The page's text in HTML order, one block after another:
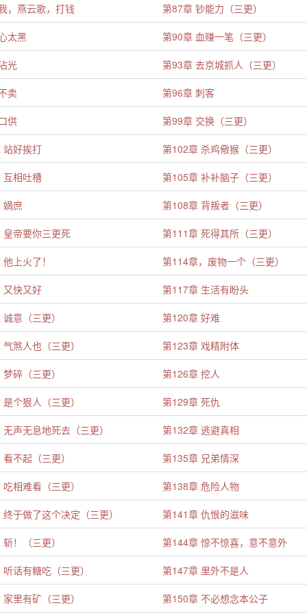
，燕云歌，打钱 第87章 钞能力（三更）
太黑 第90章 血赚一笔（三更）
光 第93章 去京城抓人（三更）
卖 第96章 刺客
供 第99章 交换（三更）
站好挨打 第102章 杀鸡儆猴（三更）
互相吐槽 第105章 补补脑子（三更）
嫡庶 第108章 背叛者（三更）
帝要你三更死 第111章 死得其所（三更）
上火了！ 第114章，废物一个（三更）
又快又好 第117章 生活有盼头
意（三更） 第120章 好难
煞人也（三更） 第123章 戏精附体
碎（三更） 第126章 挖人
个狠人（三更） 第129章 死仇
声无息地死去（三更） 第132章 逃避真相
不起（三更） 第135章 兄弟情深
相难看（三更） 第138章 危险人物
于做了这个决定（三更） 第141章 仇恨的滋味
！（三更） 第144章 惊不惊喜，意不意外
话有糖吃（三更） 第147章 里外不是人
里有矿（三更） 第150章 不必想念本公子